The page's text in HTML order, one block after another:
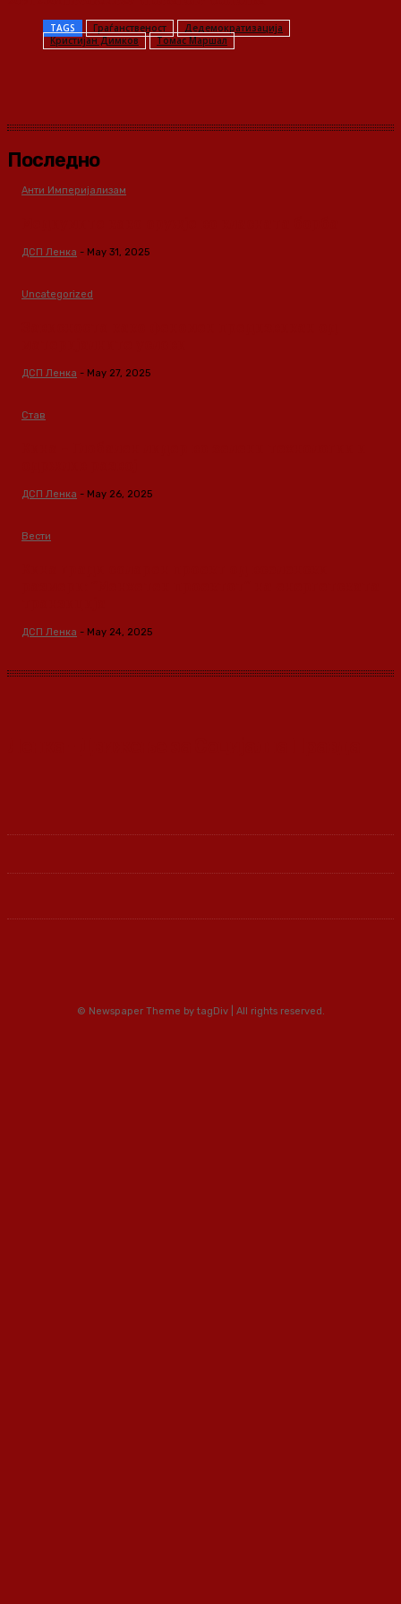
TAGS Граѓанственост
Дедемократизација
Кристијан Димков
Томас Маршал
Последно
Анти Империјализам
ДСП Ленка - May 31, 2025
Uncategorized
ДСП Ленка - May 27, 2025
Став
ДСП Ленка - May 26, 2025
Вести
ДСП Ленка - May 24, 2025
© Newspaper Theme by tagDiv | All rights reserved.